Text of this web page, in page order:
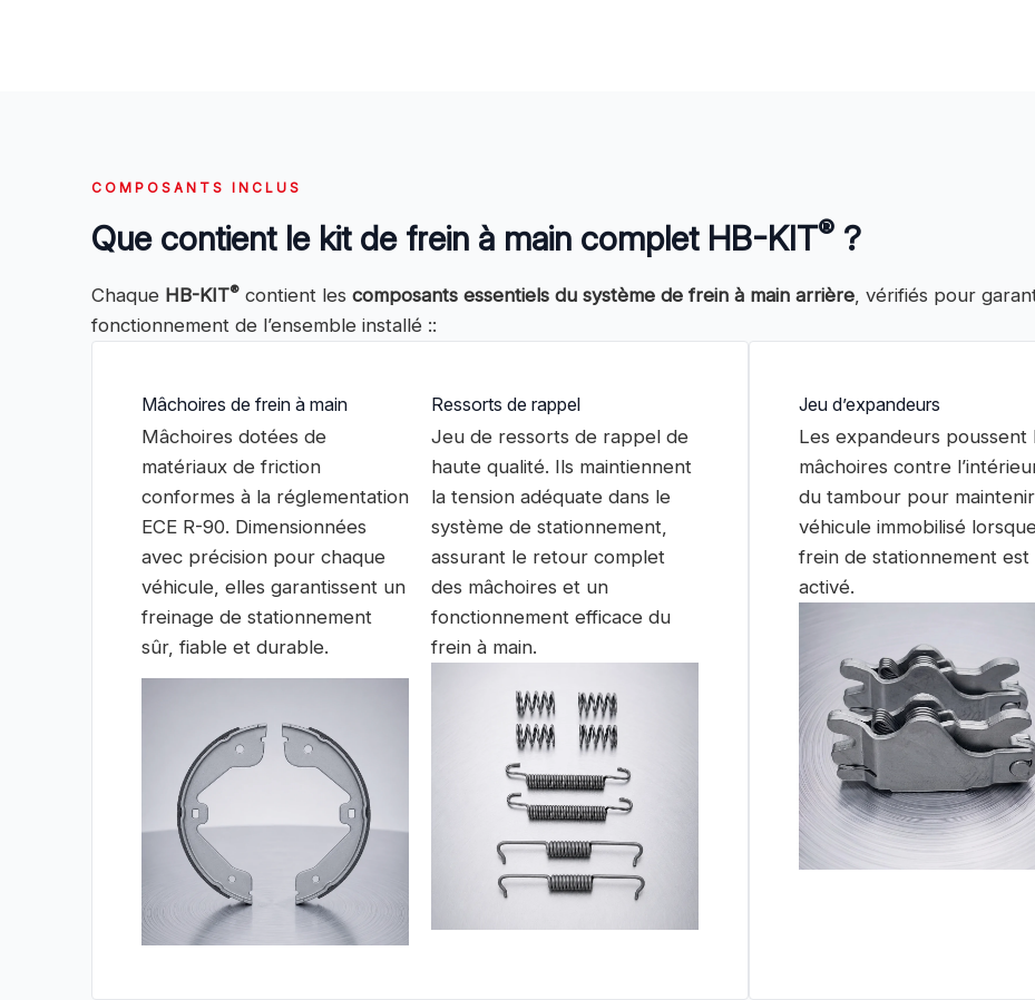
COMPOSANTS INCLUS
Que contient le kit de frein à main complet HB-KIT® ?
Chaque HB-KIT® contient les composants essentiels du système de frein à main arrière, vérifiés pour
fonctionnement de l’ensemble installé ::
Mâchoires de frein à main
Mâchoires dotées de
matériaux de friction
conformes à la réglementation
ECE R-90. Dimensionnées
avec précision pour chaque
véhicule, elles garantissent un
freinage de stationnement
sûr, fiable et durable.
Ressorts de rappel
Jeu de ressorts de rappel de
haute qualité. Ils maintiennent
la tension adéquate dans le
système de stationnement,
assurant le retour complet
des mâchoires et un
fonctionnement efficace du
frein à main.
Jeu d’expandeurs
Les expandeurs poussent
mâchoires contre
du tambour pour
véhicule immobilisé
frein de stationnement est
activé.